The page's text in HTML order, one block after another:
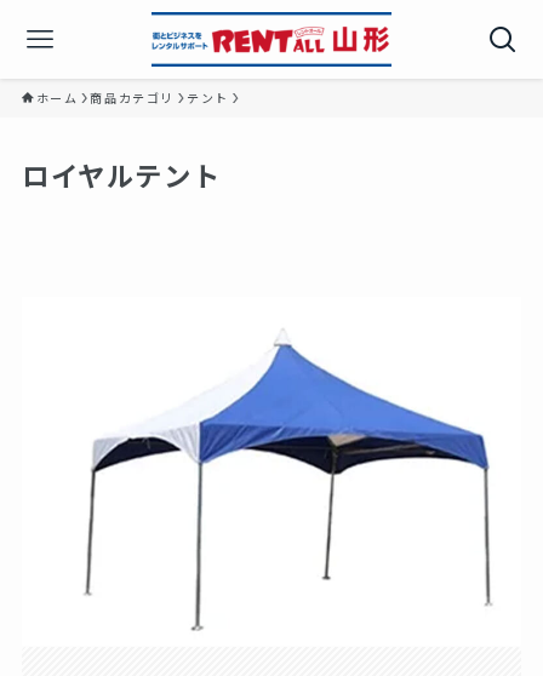
ホーム 商品カテゴリ テント
ロイヤルテント